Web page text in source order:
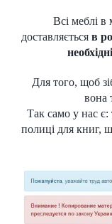
Всі меблі в
доставляється в
Для того, щоб
вона
Так само у нас є:
полиці для книг,